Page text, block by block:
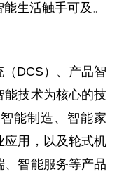
生活触手可及。
DCS）、产品智
能技术为核心的技
能制造、智能家
应用，以及轮式机
、智能服务等产品